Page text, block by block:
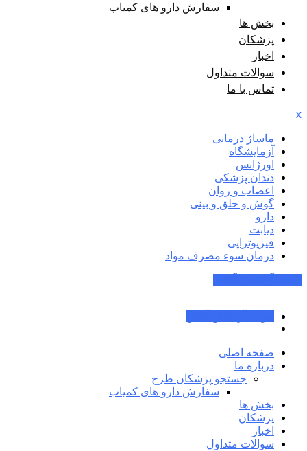
سفارش دارو های کمیاب
بخش ها
پزشکان
اخبار
سوالات متداول
تماس با ما
x
ماساژ درمانی
آزمایشگاه
اورژانس
دندان پزشکی
اعصاب و روان
گوش و حلق و بینی
دارو
دیابت
فیزیوتراپی
درمان سوء مصرف مواد
صفحه اصلی
درباره ما
جستجو پزشکان طرح
سفارش دارو های کمیاب
بخش ها
پزشکان
اخبار
سوالات متداول